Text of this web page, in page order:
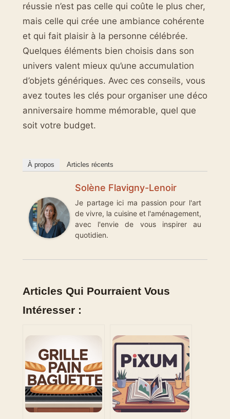
réussie n’est pas celle qui coûte le plus cher,
mais celle qui crée une ambiance cohérente
et qui fait plaisir à la personne célébrée.
Quelques éléments bien choisis dans son
univers valent mieux qu’une accumulation
d’objets génériques. Avec ces conseils, vous
avez toutes les clés pour organiser une déco
anniversaire homme mémorable, quel que
soit votre budget.
À propos Articles récents
Solène Flavigny-Lenoir
Je partage ici ma passion pour l'art
de vivre, la cuisine et l'aménagement,
avec l'envie de vous inspirer au
quotidien.
Articles Qui Pourraient Vous
Intéresser :